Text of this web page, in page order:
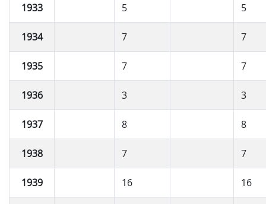
1933 5 5
1934 7 7
1935 7 7
1936 3 3
1937 8 8
1938 7 7
1939 16 16